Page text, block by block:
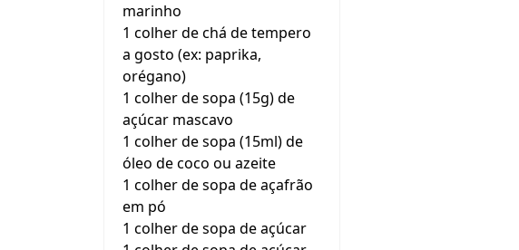
marinho
1 colher de chá de tempero
a gosto (ex: paprika,
orégano)
1 colher de sopa (15g) de
açúcar mascavo
1 colher de sopa (15ml) de
óleo de coco ou azeite
1 colher de sopa de açafrão
em pó
1 colher de sopa de açúcar